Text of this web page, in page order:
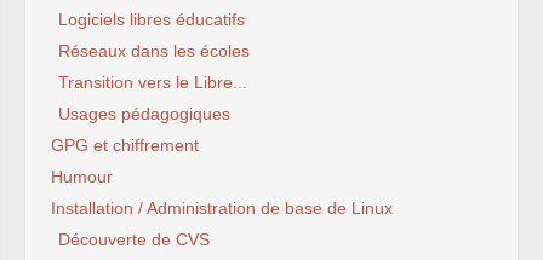
Logiciels libres éducatifs
Réseaux dans les écoles
Transition vers le Libre...
Usages pédagogiques
GPG et chiffrement
Humour
Installation / Administration de base de Linux
Découverte de CVS